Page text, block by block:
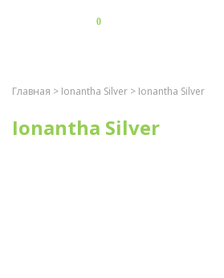
0
Главная > Ionantha Silver > Ionantha Silver
Ionantha Silver